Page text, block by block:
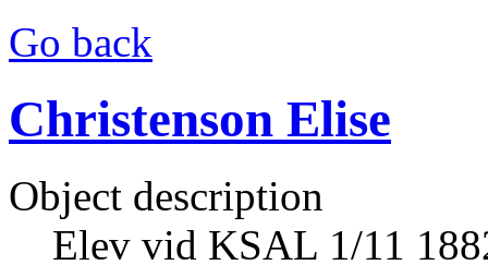
Go back
Christenson Elise
Object description
Elev vid KSAL 1/11